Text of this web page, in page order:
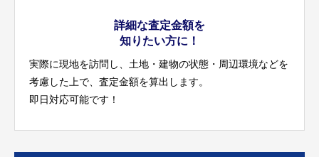
詳細な査定金額を
知りたい方に！
実際に現地を訪問し、土地・建物の状態・周辺環境などを
考慮した上で、査定金額を算出します。
即日対応可能です！